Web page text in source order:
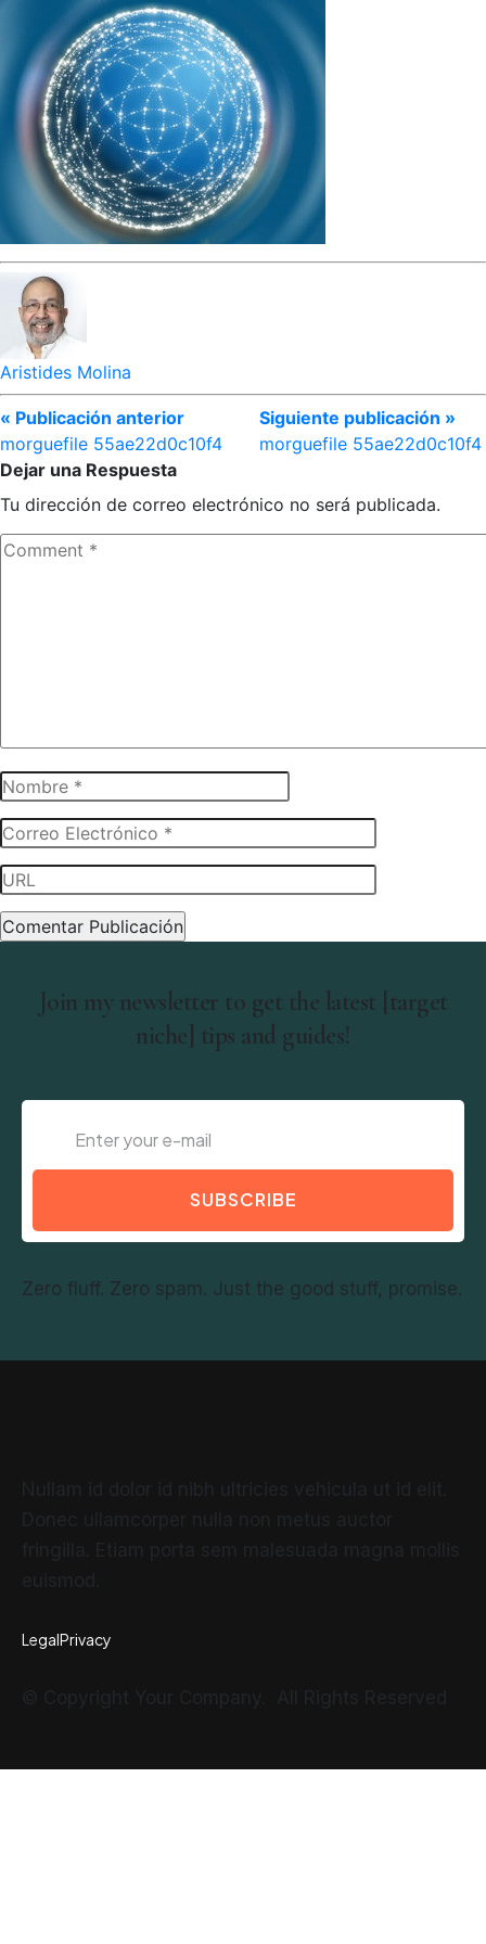
Aristides Molina
« Publicación anterior
morguefile 55ae22d0c10f4
Siguiente publicación »
morguefile 55ae22d0c10f4
Dejar una Respuesta
Tu dirección de correo electrónico no será publicada.
Join my newsletter to get the latest [target
niche] tips and guides!
SUBSCRIBE
Zero fluff. Zero spam. Just the good stuff, promise.
LegalPrivacy